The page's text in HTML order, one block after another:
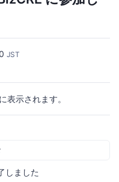
JST
表示されます。
しました